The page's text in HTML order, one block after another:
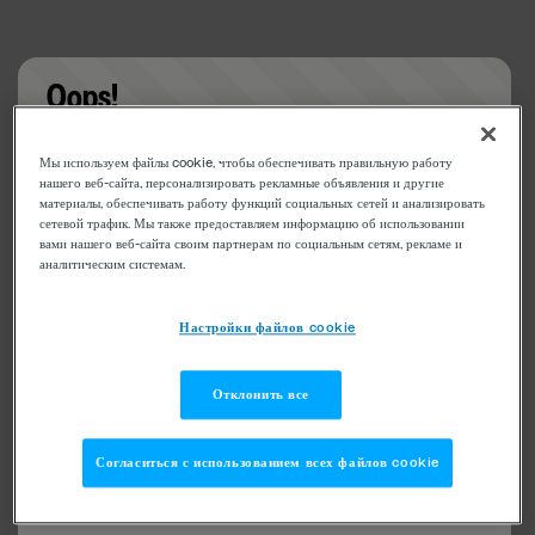
Oops!
Something went wrong. Please try refreshing the
app
Мы используем файлы cookie, чтобы обеспечивать правильную работу
нашего веб-сайта, персонализировать рекламные объявления и другие
материалы, обеспечивать работу функций социальных сетей и анализировать
сетевой трафик. Мы также предоставляем информацию об использовании
вами нашего веб-сайта своим партнерам по социальным сетям, рекламе и
аналитическим системам.
Настройки файлов cookie
Отклонить все
Согласиться с использованием всех файлов cookie